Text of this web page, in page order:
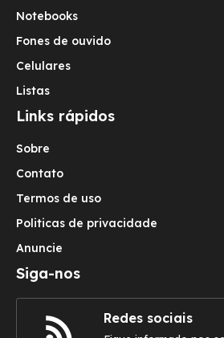
Notebooks
Fones de ouvido
Celulares
Listas
Links rápidos
Sobre
Contato
Termos de uso
Politicas de privacidade
Anuncie
Siga-nos
Redes sociais